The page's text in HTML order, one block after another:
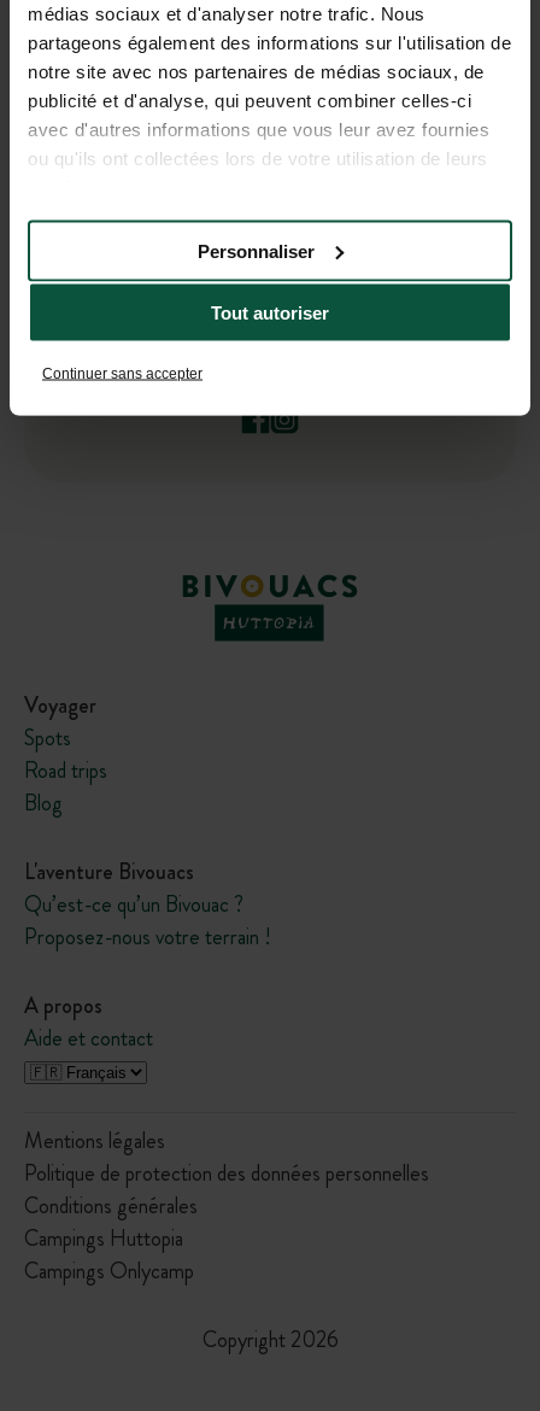
médias sociaux et d'analyser notre trafic. Nous
partageons également des informations sur l'utilisation de
notre site avec nos partenaires de médias sociaux, de
publicité et d'analyse, qui peuvent combiner celles-ci
avec d'autres informations que vous leur avez fournies
ou qu'ils ont collectées lors de votre utilisation de leurs
Tout autoriser
Personnaliser
Continuer sans accepter
Abonnez-vous à notre newsletter !
Voyager
Spots
Road trips
Blog
L'aventure Bivouacs
Qu’est-ce qu’un Bivouac ?
Proposez-nous votre terrain !
A propos
Aide et contact
Mentions légales
Politique de protection des données personnelles
Conditions générales
Campings Huttopia
Campings Onlycamp
Copyright 2026